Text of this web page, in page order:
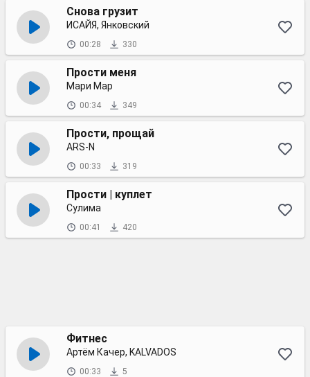
Снова грузит
ИСАЙЯ, Янковский
00:28 330
Прости меня
Мари Мар
00:34 349
Прости, прощай
ARS-N
00:33 319
Прости | куплет
Сулима
00:41 420
Фитнес
Артём Качер, KALVADOS
00:33 5